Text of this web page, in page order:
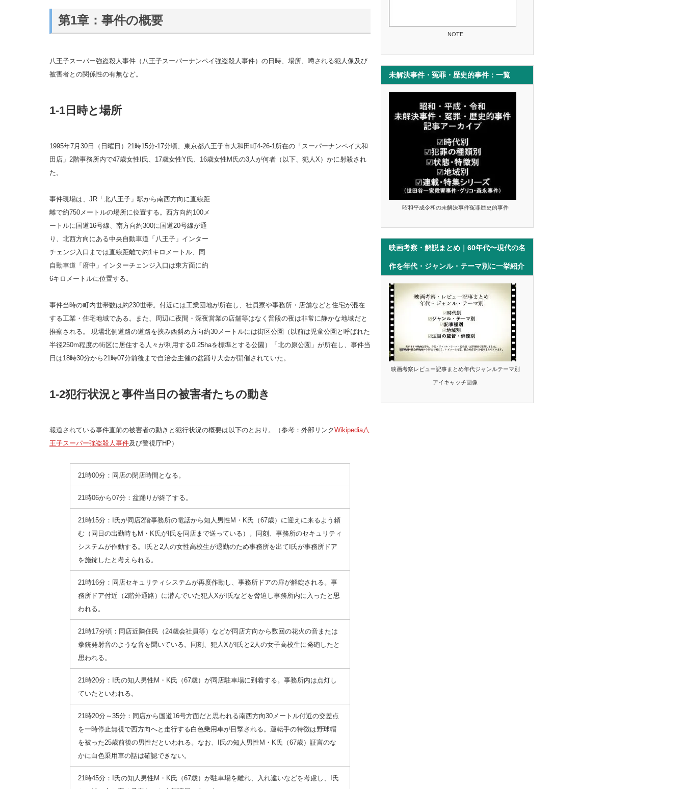
第1章：事件の概要
八王子スーパー強盗殺人事件（八王子スーパーナンペイ強盗殺人事件）の日時、場所、噂される犯人像及び
被害者との関係性の有無など。
1-1日時と場所
1995年7月30日（日曜日）21時15分-17分頃、東京都八王子市大和田町4-26-1所在の「スーパーナンペイ大和
田店」2階事務所内で47歳女性I氏、17歳女性Y氏、16歳女性M氏の3人が何者（以下、犯人X）かに射殺され
た。
事件現場は、JR「北八王子」駅から南西方向に直線距
離で約750メートルの場所に位置する。西方向約100メ
ートルに国道16号線、南方向約300に国道20号線が通
り、北西方向にある中央自動車道「八王子」インター
チェンジ入口までは直線距離で約1キロメートル、同
自動車道「府中」インターチェンジ入口は東方面に約
6キロメートルに位置する。
事件当時の町内世帯数は約230世帯。付近には工業団地が所在し、社員寮や事務所・店舗などと住宅が混在
する工業・住宅地域である。また、周辺に夜間・深夜営業の店舗等はなく普段の夜は非常に静かな地域だと
推察される。 現場北側道路の道路を挟み西斜め方向約30メートルには街区公園（以前は児童公園と呼ばれた
半径250m程度の街区に居住する人々が利用する0.25haを標準とする公園）「北の原公園」が所在し、事件当
日は18時30分から21時07分前後まで自治会主催の盆踊り大会が開催されていた。
1-2犯行状況と事件当日の被害者たちの動き
報道されている事件直前の被害者の動きと犯行状況の概要は以下のとおり。（参考：外部リンクWikipedia八
王子スーパー強盗殺人事件及び警視庁HP）
21時00分：同店の閉店時間となる。
21時06から07分：盆踊りが終了する。
21時15分：I氏が同店2階事務所の電話から知人男性M・K氏（67歳）に迎えに来るよう頼
む（同日の出勤時もM・K氏がI氏を同店まで送っている）。同刻、事務所のセキュリティ
システムが作動する。I氏と2人の女性高校生が退勤のため事務所を出てI氏が事務所ドア
を施錠したと考えられる。
21時16分：同店セキュリティシステムが再度作動し、事務所ドアの扉が解錠される。事
務所ドア付近（2階外通路）に潜んでいた犯人XがI氏などを脅迫し事務所内に入ったと思
われる。
21時17分頃：同店近隣住民（24歳会社員等）などが同店方向から数回の花火の音または
拳銃発射音のような音を聞いている。同刻、犯人XがI氏と2人の女子高校生に発砲したと
思われる。
21時20分：I氏の知人男性M・K氏（67歳）が同店駐車場に到着する。事務所内は点灯し
ていたといわれる。
21時20分～35分：同店から国道16号方面だと思われる南西方向30メートル付近の交差点
を一時停止無視で西方向へと走行する白色乗用車が目撃される。運転手の特徴は野球帽
を被った25歳前後の男性だといわれる。なお、I氏の知人男性M・K氏（67歳）証言のな
かに白色乗用車の話は確認できない。
21時45分：I氏の知人男性M・K氏（67歳）が駐車場を離れ、入れ違いなどを考慮し、I氏
NOTE
未解決事件・冤罪・歴史的事件：一覧
昭和平成令和の未解決事件冤罪歴史的事件
映画考察・解説まとめ｜60年代〜現代の名
作を年代・ジャンル・テーマ別に一挙紹介
映画考察レビュー記事まとめ年代ジャンルテーマ別
アイキャッチ画像